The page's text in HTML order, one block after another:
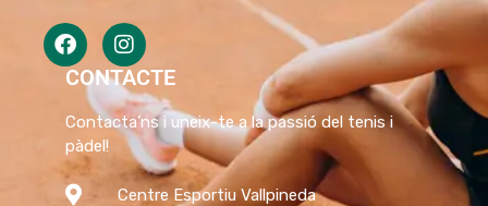
CONTACTE
Contacta’ns i uneix-te a la passió del tenis i
pàdel!
Centre Esportiu Vallpineda